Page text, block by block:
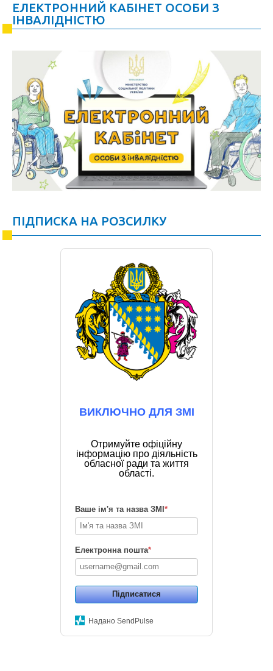
ЕЛЕКТРОННИЙ КАБІНЕТ ОСОБИ З
ІНВАЛІДНІСТЮ
ПІДПИСКА НА РОЗСИЛКУ
ВИКЛЮЧНО ДЛЯ ЗМІ
Отримуйте офіційну
інформацію про діяльність
обласної ради та життя
області.
Ваше ім'я та назва ЗМІ*
Електронна пошта*
Підписатися
Надано SendPulse